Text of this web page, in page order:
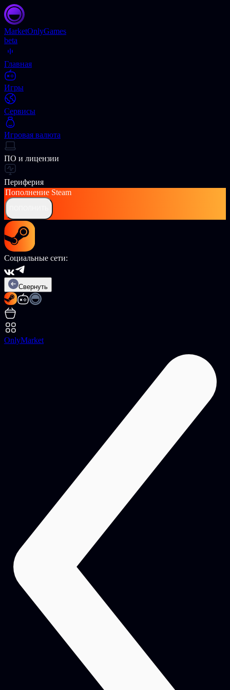
MarketOnlyGames
beta
Главная
Игры
Сервисы
Игровая валюта
ПО и лицензии
Периферия
Пополнение Steam
Социальные сети:
Свернуть
OnlyMarket